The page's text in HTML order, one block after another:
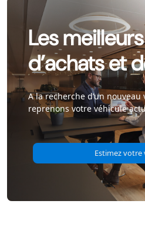
Les
d’achats et
A la recherche d’un nouveau
reprenons votre véhicule
Estimez